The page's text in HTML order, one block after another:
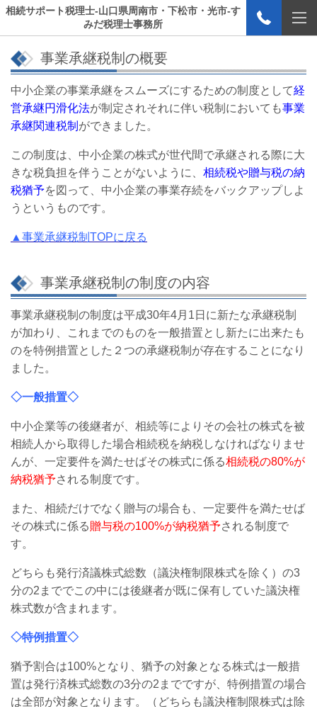
相続サポート税理士-山口県周南市・下松市・光市-す
みだ税理士事務所
事業承継税制の概要
中小企業の事業承継をスムーズにするための制度として経
営承継円滑化法が制定されそれに伴い税制においても事業
承継関連税制 ができました。
この制度は、中小企業の株式が世代間で承継される際に大
きな税負担を伴うことがないように、 相続税や贈与税の納
税猶予を図って、中小企業の事業存続をバックアップしよ
う というものです。
▲事業承継税制TOPに戻る
事業承継税制の制度の内容
事業承継税制の制度は平成30年4月1日に新たな承継税制
が加わり、これまでのものを一般措置とし新たに出来たも
のを特例措置とした２つの承継税制が存在することになり
ました。
◇一般措置◇
中小企業等の後継者が、相続等によりその会社の株式を被
相続人から取得した場合相続税を納税しなければなりませ
んが、一定要件を満たせばその株式に係る相続税の80%が
納税猶予される制度です。
また、相続だけでなく贈与の場合も、一定要件を満たせば
その株式に係る贈与税の100%が納税猶予される制度で
す。
どちらも発行済議株式総数（議決権制限株式を除く）の3
分の2まででこの中には後継者が既に保有していた議決権
株式数が含まれます。
◇特例措置◇
猶予割合は100%となり、猶予の対象となる株式は一般措
置は発行済株式総数の3分の2までですが、特例措置の場合
は全部が対象となります。（どちらも議決権制限株式は除